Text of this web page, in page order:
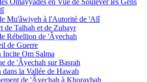
Omayyades en Vue de Soulever les Gens
Mu'âwiyeh à l'Autorité de 'Alî
de Talhah et de Zubayr
Rébellion de 'Âyechah
de Guerre
Incite Om Salma
de 'Âyechah sur Basrah
dans la Vallée de Hawab
de 'Âyechah à Khoraybah